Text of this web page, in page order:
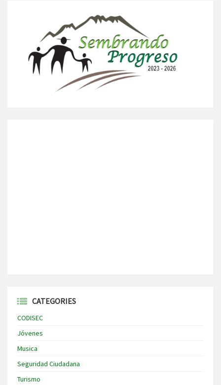
CATEGORIES
CODISEC
Jóvenes
Musica
Seguridad Ciudadana
Turismo